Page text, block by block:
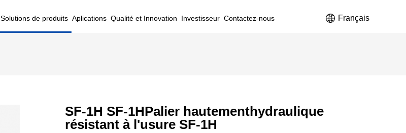
Français
Solutions de produits Aplications Qualité et Innovation Investisseur Contactez-nous
SF-1H SF-1HPalier hautementhydraulique
résistant à l'usure SF-1H